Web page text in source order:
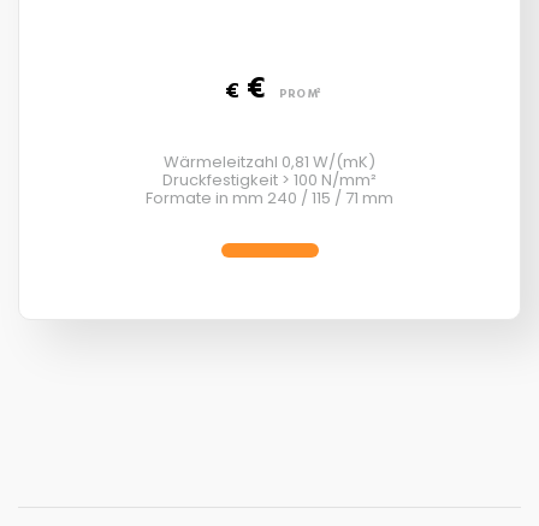
€ € PRO M²
Wärmeleitzahl 0,81 W/(mK)
Druckfestigkeit > 100 N/mm²
Formate in mm 240 / 115 / 71 mm